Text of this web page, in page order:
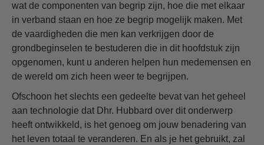
wat de componenten van begrip zijn, hoe die met elkaar
in verband staan en hoe ze begrip mogelijk maken. Met
de vaardigheden die men kan verkrijgen door de
grondbeginselen te bestuderen die in dit hoofdstuk zijn
opgenomen, kunt u anderen helpen hun medemensen en
de wereld om zich heen weer te begrijpen.
Ofschoon het slechts een gedeelte bevat van het geheel
aan technologie dat Dhr. Hubbard over dit onderwerp
heeft ontwikkeld, is het genoeg om jouw benadering van
het leven totaal te veranderen. En als je het gebruikt, zal